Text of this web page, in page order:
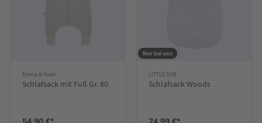
Emma & Noah
Schlafsack mit Fuß Gr. 80
Nur bei uns
LITTLE ONE
Schlafsack Woods